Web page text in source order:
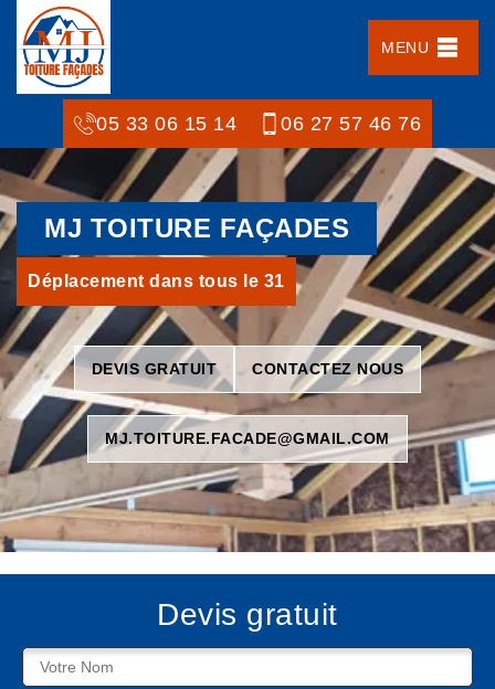
MENU
05 33 06 15 14 06 27 57 46 76
MJ TOITURE FAÇADES
Déplacement dans tous le 31
DEVIS GRATUIT CONTACTEZ NOUS
MJ.TOITURE.FACADE@GMAIL.COM
Devis gratuit